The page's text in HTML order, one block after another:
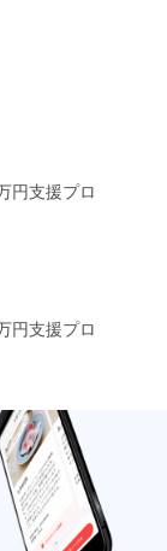
円支援プロ
円支援プロ